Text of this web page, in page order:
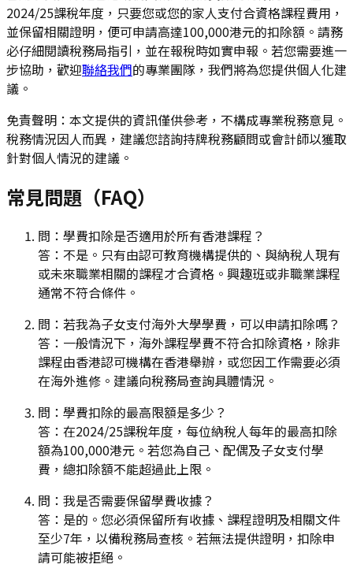
2024/25課稅年度，只要您或您的家人支付合資格課程費用，
並保留相關證明，便可申請高達100,000港元的扣除額。請務
必仔細閱讀稅務局指引，並在報稅時如實申報。若您需要進一
步協助，歡迎聯絡我們的專業團隊，我們將為您提供個人化建
議。
免責聲明：本文提供的資訊僅供參考，不構成專業稅務意見。
稅務情況因人而異，建議您諮詢持牌稅務顧問或會計師以獲取
針對個人情況的建議。
常見問題（FAQ）
問：學費扣除是否適用於所有香港課程？
答：不是。只有由認可教育機構提供的、與納稅人現有
或未來職業相關的課程才合資格。興趣班或非職業課程
通常不符合條件。
問：若我為子女支付海外大學學費，可以申請扣除嗎？
答：一般情況下，海外課程學費不符合扣除資格，除非
課程由香港認可機構在香港舉辦，或您因工作需要必須
在海外進修。建議向稅務局查詢具體情況。
問：學費扣除的最高限額是多少？
答：在2024/25課稅年度，每位納稅人每年的最高扣除
額為100,000港元。若您為自己、配偶及子女支付學
費，總扣除額不能超過此上限。
問：我是否需要保留學費收據？
答：是的。您必須保留所有收據、課程證明及相關文件
至少7年，以備稅務局查核。若無法提供證明，扣除申
請可能被拒絕。